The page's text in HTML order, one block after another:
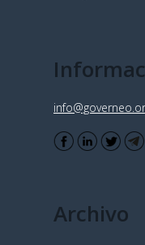
Archivo